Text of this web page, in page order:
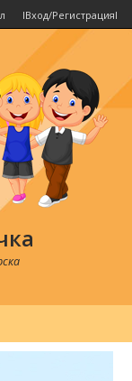
IВход/РегистрацияI